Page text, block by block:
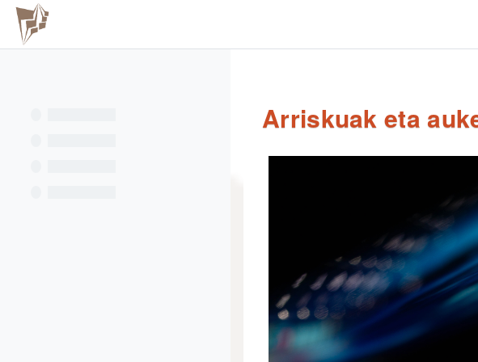
Joan eduki nagusira zuzenean
Arriskuak eta